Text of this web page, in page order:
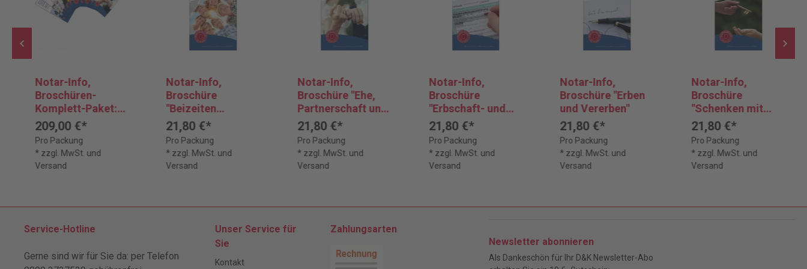
Notar-Info,
Broschüren-
Komplett-Paket:
Seriös informieren
- Beratung
inklusive. Der
Notar
209,00 €*
Pro Packung
* zzgl. MwSt. und
Versand
Notar-Info,
Broschüre
"Beizeiten
vorsorgen"
21,80 €*
Pro Packung
* zzgl. MwSt. und
Versand
Notar-Info,
Broschüre "Ehe,
Partnerschaft und
Familie"
21,80 €*
Pro Packung
* zzgl. MwSt. und
Versand
Notar-Info,
Broschüre
"Erbschaft- und
Schenkungsteuer"
21,80 €*
Pro Packung
* zzgl. MwSt. und
Versand
Notar-Info,
Broschüre "Erben
und Vererben"
21,80 €*
Pro Packung
* zzgl. MwSt. und
Versand
Notar-Info,
Broschüre
"Schenken mit
warmer Hand"
21,80 €*
Pro Packung
* zzgl. MwSt. und
Versand
Service-Hotline
Gerne sind wir für Sie da: per Telefon
Unser Service für
Sie
Kontakt
Zahlungsarten
Newsletter abonnieren
Als Dankeschön für Ihr D&K Newsletter-Abo